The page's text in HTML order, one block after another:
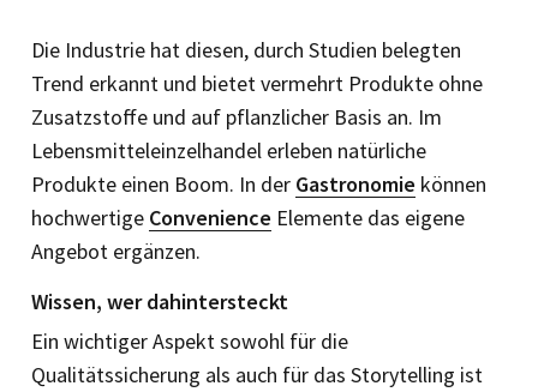
Die Industrie hat diesen, durch Studien belegten
Trend erkannt und bietet vermehrt Produkte ohne
Zusatzstoffe und auf pflanzlicher Basis an. Im
Lebensmitteleinzelhandel erleben natürliche
Produkte einen Boom. In der Gastronomie können
hochwertige Convenience Elemente das eigene
Angebot ergänzen.
Wissen, wer dahintersteckt
Ein wichtiger Aspekt sowohl für die
Qualitätssicherung als auch für das Storytelling ist